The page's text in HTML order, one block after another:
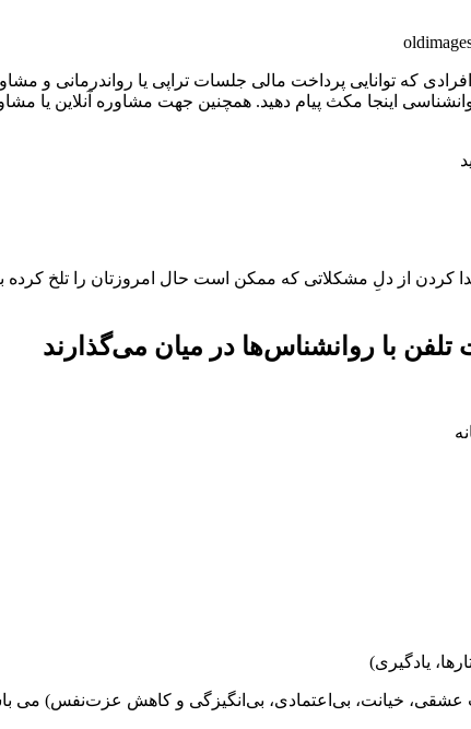
که توانایی پرداخت مالی جلسات تراپی یا رواندرمانی و
اینجا مکث پیام دهید. همچنین جهت مشاوره آنلاین یا
کردن از دلِ مشکلاتی که ممکن است حال امروزتان را تلخ کرده
با روانشناس‌ها در میان می‌گذارند
یادگیری)
خیانت، بی‌اعتمادی، بی‌انگیزگی و کاهش عزت‌نفس) می